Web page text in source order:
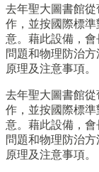
去年聖大圖書館
作，並按國際標
意。藉此設備，
問題和物理防治
原理及注意事項。
去年聖大圖書館
作，並按國際標
意。藉此設備，
問題和物理防治
原理及注意事項。